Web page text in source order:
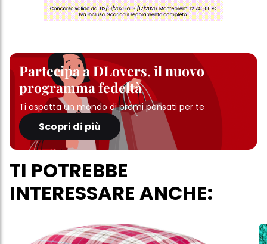
Partecipa a DLovers, il nuovo
programma fedeltà
Ti aspetta un mondo di premi pensati per te
Scopri di più
TI POTREBBE
INTERESSARE ANCHE: